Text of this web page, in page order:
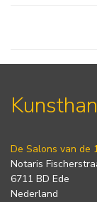
De Salons van de
Notaris
6711 BD Ede
Nederland